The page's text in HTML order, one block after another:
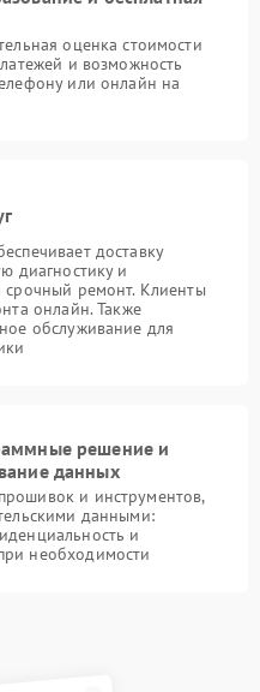
оценка стоимости
и возможность
или онлайн на
доставку
диагностику и
срочный ремонт. Клиенты
онлайн. Также
обслуживание для
решение и
данных
и инструментов,
данными:
и
необходимости